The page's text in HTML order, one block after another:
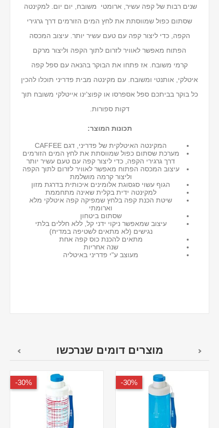
שנים רבות של קפה עשיר, ארומטי משובח, יום יום. למקינטה
שסתום כפול שמווסתת את לחץ המים הזורמים דרך גרגירי
הקפה, כדי ליצור קפה עם טעם עשיר יותר. עיצוב המכסה
הפתוח מאפשר לאוויר לזרום לתוך הקפה וליצור מרקם
קרמי משובח. אז פתחו את הבוקר בהנאה עם ספל קפה
איטלקי, אותנטי ומשובח. עם מקינטה מבית פדריני תוכלו להכין
כל בוקר בביתכם ספל אספרסו או קפוצ'ינו אייטלקי משובח תוך
דקות ספורות.
תכונות המוצר:
המקינטה האיטלקית של פדריני, דגם CAFFEE
מערכת שסתום כפול שמווסתת את לחץ המים הזורמים
דרך גרגירי הקפה, כדי ליצור קפה עם טעם עשיר יותר
עיצוב המכסה הפתוח מאפשר לאוויר לזרום לתוך הקפה
וליצור קרמה מושלמת
הגוף עשוי סגסוגת אלומינים איכותית בדרגת מזון
למקינטה ידית בקלית שאינה מתחממת
שיטת הכנת קפה בלחץ שמפיקה קפה איטלקי מלא
וארומתי
שסתום ביטחון
עיצוב שמאפשר ניקוי ידני קל, ללא חללים בלתי
נגישים (לא מתאים לשטיפה במדיח)
מתאים להכנת כוס קפה אחת
שנה אחריות
מעוצב ע"י פדריני באיטליה
מוצרים דומים שנרכשו
30%-
30%-